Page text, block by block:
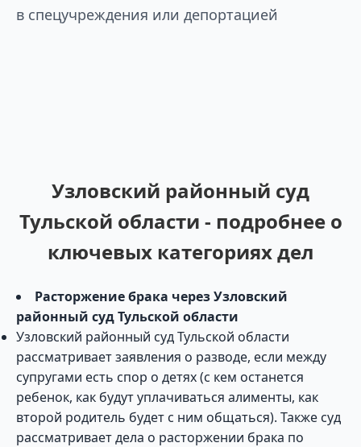
в спецучреждения или депортацией
Узловский районный суд
Тульской области - подробнее о
ключевых категориях дел
Расторжение брака через Узловский
районный суд Тульской области
Узловский районный суд Тульской области
рассматривает заявления о разводе, если между
супругами есть спор о детях (с кем останется
ребенок, как будут уплачиваться алименты, как
второй родитель будет с ним общаться). Также суд
рассматривает дела о расторжении брака по